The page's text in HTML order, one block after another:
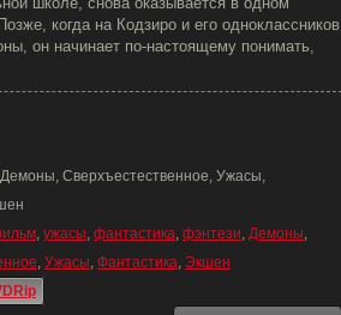
когда на Кодзиро и его одноклассников
он начинает по-настоящему понимать,
Демоны, Сверхъестественное, Ужасы,
, ужасы, фантастика, фэнтези, Демоны,
, Ужасы, Фантастика, Экшен